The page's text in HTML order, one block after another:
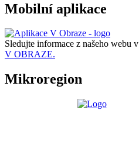
Mobilní aplikace
Sledujte informace z našeho webu v
V OBRAZE.
Mikroregion